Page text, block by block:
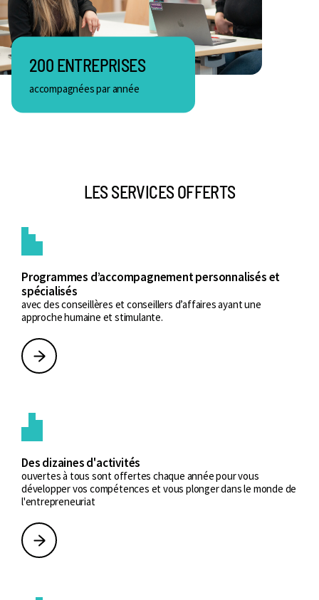
200 ENTREPRISES
accompagnées par année
LES SERVICES OFFERTS
Programmes d’accompagnement personnalisés et
spécialisés
avec des conseillères et conseillers d’affaires ayant une
approche humaine et stimulante.
Des dizaines d'activités
ouvertes à tous sont offertes chaque année pour vous
développer vos compétences et vous plonger dans le monde de
l'entrepreneuriat